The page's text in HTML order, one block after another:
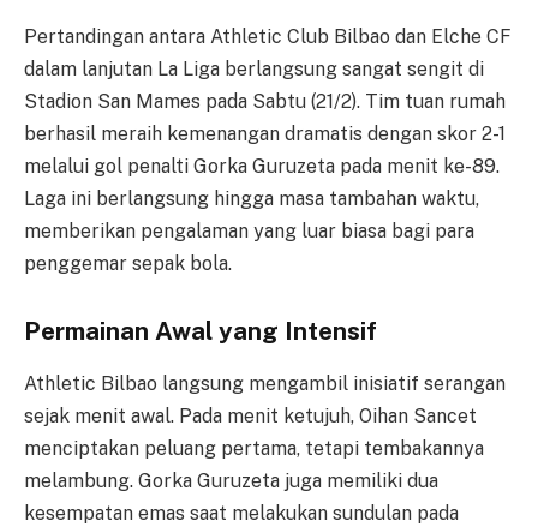
Pertandingan antara Athletic Club Bilbao dan Elche CF
dalam lanjutan La Liga berlangsung sangat sengit di
Stadion San Mames pada Sabtu (21/2). Tim tuan rumah
berhasil meraih kemenangan dramatis dengan skor 2-1
melalui gol penalti Gorka Guruzeta pada menit ke-89.
Laga ini berlangsung hingga masa tambahan waktu,
memberikan pengalaman yang luar biasa bagi para
penggemar sepak bola.
Permainan Awal yang Intensif
Athletic Bilbao langsung mengambil inisiatif serangan
sejak menit awal. Pada menit ketujuh, Oihan Sancet
menciptakan peluang pertama, tetapi tembakannya
melambung. Gorka Guruzeta juga memiliki dua
kesempatan emas saat melakukan sundulan pada